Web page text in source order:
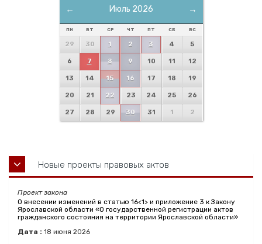
← →
Июль 2026
ПН ВТ СР ЧТ ПТ СБ ВС
29 30 1 2 3 4 5
6 7 8 9 10 11 12
13 14 15 16 17 18 19
20 21 22 23 24 25 26
27 28 29 30 31 1 2
Новые проекты правовых актов
Проект закона
О внесении изменений в статью 16<1> и приложение 3 к Закону
Ярославской области «О государственной регистрации актов
гражданского состояния на территории Ярославской области»
Дата : 18 июня 2026